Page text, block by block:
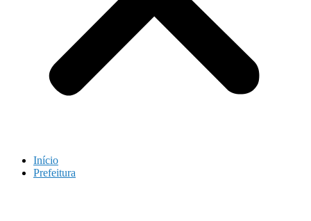
Início
Prefeitura